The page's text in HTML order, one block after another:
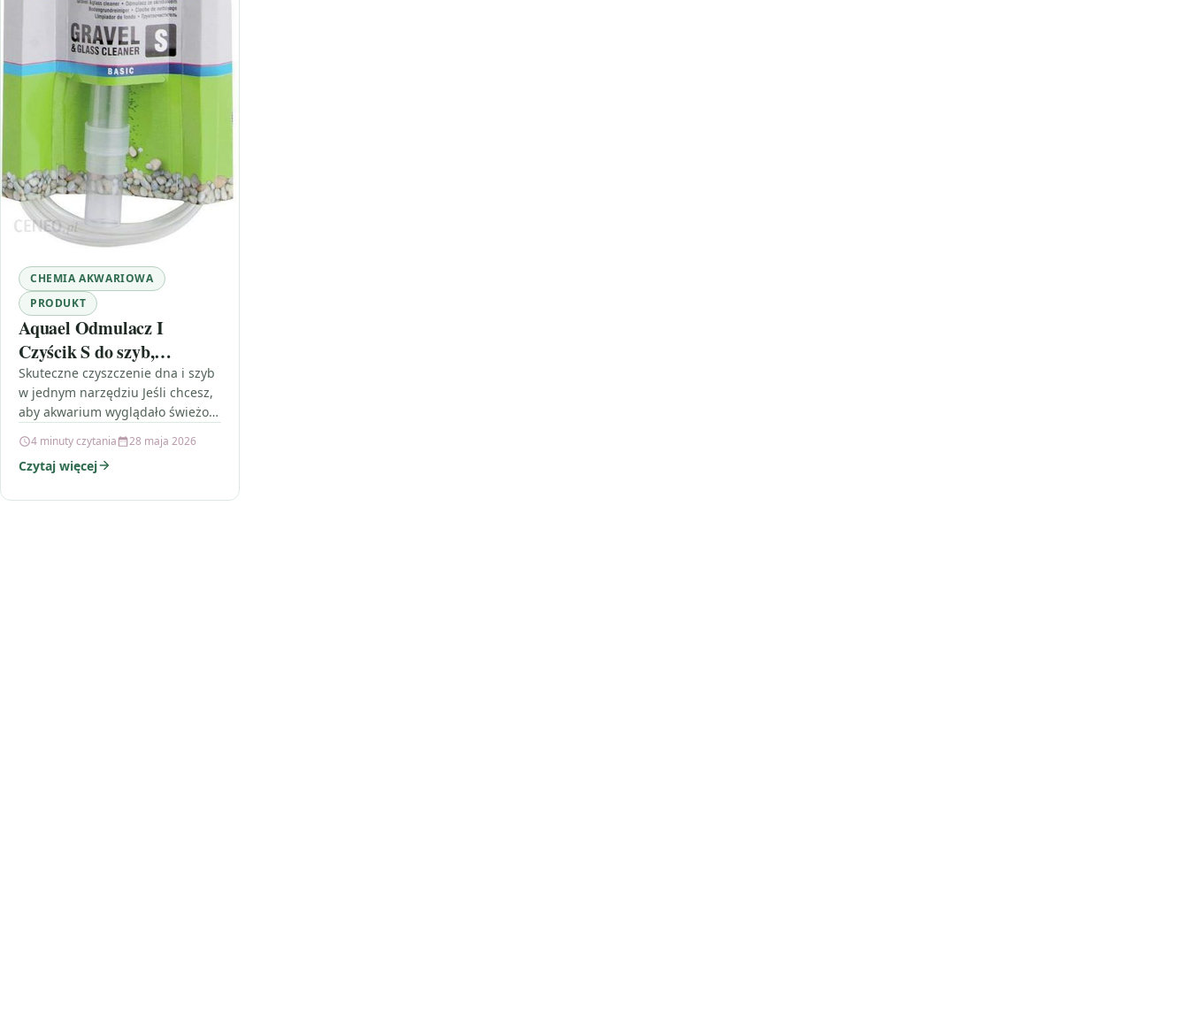
CHEMIA AKWARIOWA
PRODUKT
Aquael Odmulacz I
Czyścik S do szyb,
akwarium 2w1
Skuteczne czyszczenie dna i szyb
w jednym narzędziu Jeśli chcesz,
aby akwarium wyglądało świeżo i
regularne prace porządkowe:
odmulanie podłoża oraz…
4 minuty czytania 28 maja 2026
Czytaj więcej